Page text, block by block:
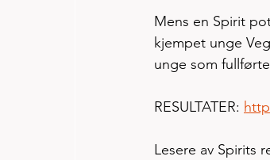
Mens en Spirit
kjempet unge
unge som
RESULTATER:
Lesere av Spirits